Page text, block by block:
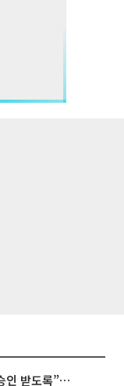
김정관 장관 “반도체 성과급, 주총 승인 받도록”…상법·자본시장법 개정 시사